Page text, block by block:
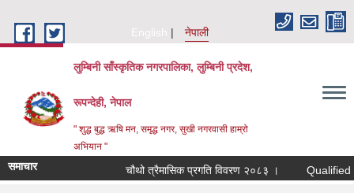
English
नेपाली
लुम्बिनी साँस्कृतिक नगरपालिका, लुम्बिनी प्रदेश,
रूपन्देही, नेपाल
" शुद्ध बुद्ध ऋषि मन, समृद्ध नगर, सुखी नगरवासी हाम्रो
अभियान "
समाचार चौथो त्रैमासिक प्रगति विवरण २०८३ । Qualified